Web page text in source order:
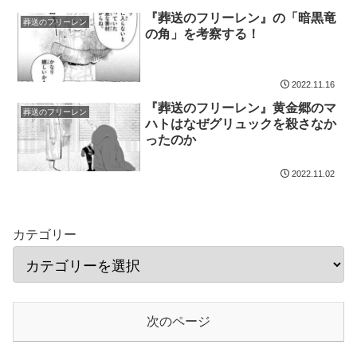
葬送のフリーレン
『葬送のフリーレン』の「暗黒竜
の角」を考察する！
2022.11.16
葬送のフリーレン
『葬送のフリーレン』黄金郷のマ
ハトはなぜグリュックを殺さなか
ったのか
2022.11.02
カテゴリー
次のページ